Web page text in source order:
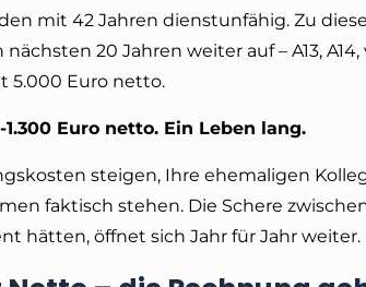
mit 42 Jahren dienstunfähig. Zu
20 Jahren weiter auf – A13,
5.000 Euro netto.
Euro netto. Ein Leben lang.
steigen, Ihre ehemaligen
faktisch stehen. Die Schere
hätten, öffnet sich Jahr für Jahr weiter.